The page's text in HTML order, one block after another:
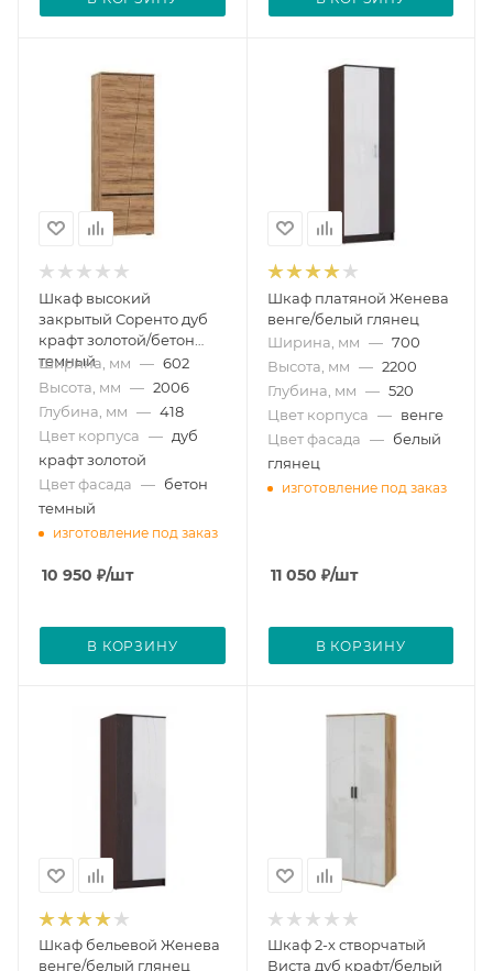
Шкаф высокий
закрытый Соренто дуб
крафт золотой/бетон
темный
Ширина, мм — 602
Высота, мм — 2006
Глубина, мм — 418
Цвет корпуса — дуб
крафт золотой
Цвет фасада — бетон
темный
изготовление под заказ
10 950 ₽/шт
В КОРЗИНУ
Шкаф платяной Женева
венге/белый глянец
Ширина, мм — 700
Высота, мм — 2200
Глубина, мм — 520
Цвет корпуса — венге
Цвет фасада — белый
глянец
изготовление под заказ
11 050 ₽/шт
В КОРЗИНУ
Шкаф бельевой Женева
венге/белый глянец
Шкаф 2-х створчатый
Виста дуб крафт/белый